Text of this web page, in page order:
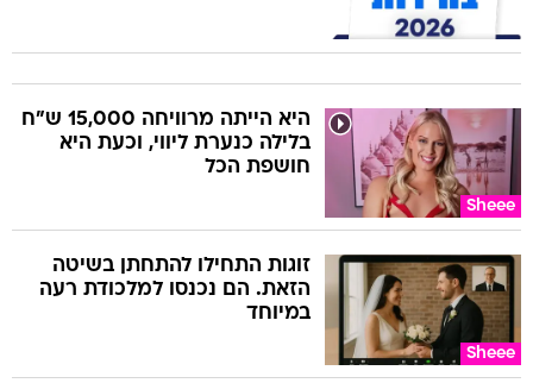
Sheee
היא הייתה מרוויחה 15,000 ש"ח
בלילה כנערת ליווי, וכעת היא
חושפת הכל
Sheee
זוגות התחילו להתחתן בשיטה
הזאת. הם נכנסו למלכודת רעה
במיוחד